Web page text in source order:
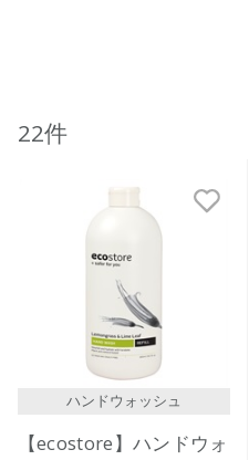
22件
ハンドウォッシュ
【ecostore】ハンドウォ